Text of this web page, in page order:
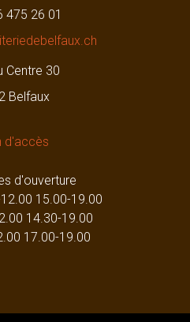
475 26 01
Centre 30
Belfaux
d'accès
d'ouverture
15.00-19.00
14.30-19.00
17.00-19.00